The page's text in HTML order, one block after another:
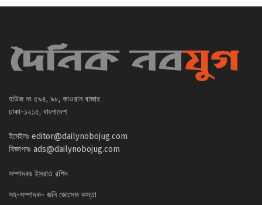
হাউজ নং ৫৯৪, ৯৮, কাওরান বাজার
ঢাকা-১২১৫, বাংলাদেশ
ইমেইলঃ editor@dailynobojug.com
বিজ্ঞাপনঃ ads@dailynobojug.com
সম্পাদকঃ ইসরাত রশিদ
সহ-সম্পাদক- জনি জোসেফ কস্তা